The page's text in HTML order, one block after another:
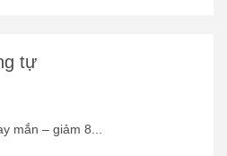
tự
mắn – giảm 8...